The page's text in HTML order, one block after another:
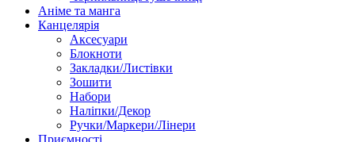
Аніме та манга
Канцелярія
Аксесуари
Блокноти
Закладки/Листівки
Зошити
Набори
Наліпки/Декор
Ручки/Маркери/Лінери
Приємності